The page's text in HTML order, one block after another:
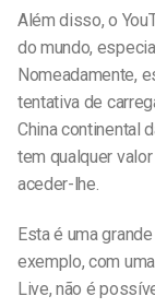
Além disso, o
do mundo,
Nomeadamente,
tentativa de
China continental
tem qualquer
aceder-lhe.
Esta é uma
exemplo, com
Live, não é